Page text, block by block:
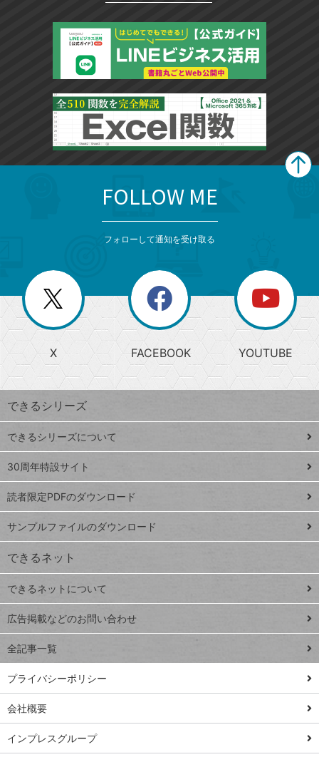
じ
る
search
検
索
上
昇
ワ
ー
ド
Google
スプレ
ッドシ
ート
iPhone
VLOOKUP
close
閉じ
る
閉
じ
る
ー
か
ら
探
す
ト
ッ
プ
ペ
ジ
連載
Excel Q&A
トイアンナ流仕
事術
ではじめる業務
の完全自動化
AI議事録作成術
Windows 11
Q&A
FOLLOW ME
フォローして通知を受け取る
X FACEBOOK YOUTUBE
できるシリーズ
できるシリーズについて
30周年特設サイト
読者限定PDFのダウンロード
サンプルファイルのダウンロード
できるネット
できるネットについて
広告掲載などのお問い合わせ
全記事一覧
プライバシーポリシー
会社概要
インプレスグループ